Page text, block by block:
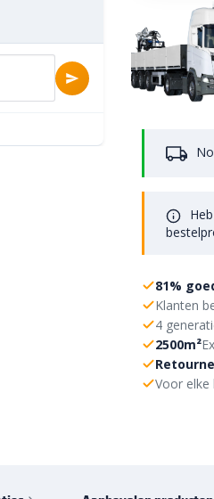
81%
Klanten
4
2500m²
Voor elke